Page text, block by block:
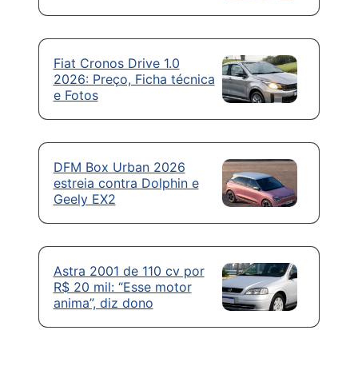
Fiat Cronos Drive 1.0
2026: Preço, Ficha técnica
e Fotos
DFM Box Urban 2026
estreia contra Dolphin e
Geely EX2
Astra 2001 de 110 cv por
R$ 20 mil: “Esse motor
anima”, diz dono